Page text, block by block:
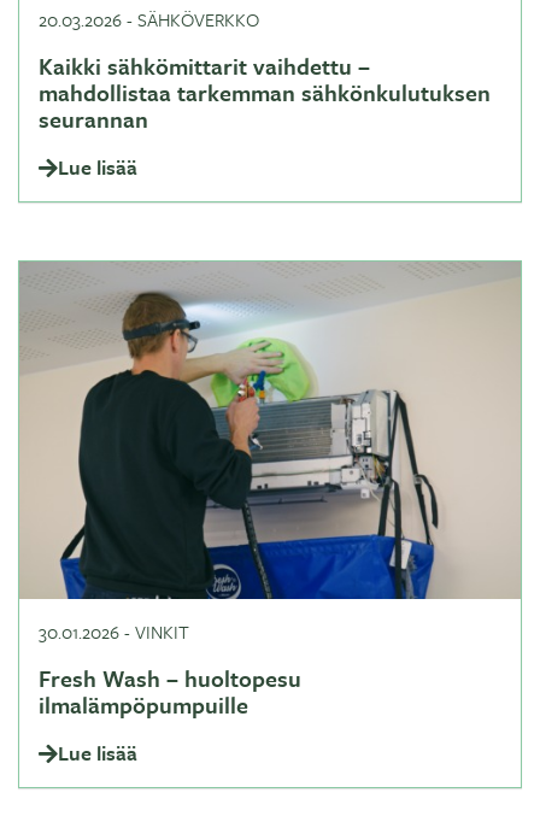
20.03.2026-SÄHKÖVERKKO
Kaikki sähkömittarit vaihdettu –
mahdollistaa tarkemman sähkönkulutuksen
seurannan
Lue lisää
30.01.2026-VINKIT
Fresh Wash – huoltopesu
ilmalämpöpumpuille
Lue lisää